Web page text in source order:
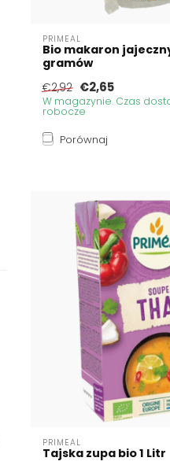
PRIMEAL
Bio makaron
gramów
€2,92 €2,65
W magazynie. Czas
robocze
Porównaj
PRIMEAL
Tajska zupa bio 1 Litr